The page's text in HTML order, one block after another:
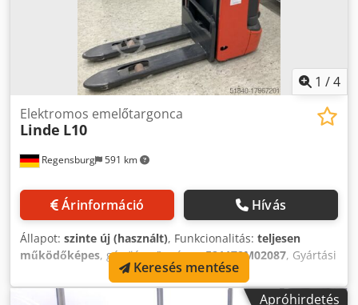
1 /4
Regensburg 591 km
Elektromos emelőtargonca
Linde L10
Árinformáció Hívás
Állapot: szinte új (használt), Funkcionalitás: teljesen
működőképes, gép/jármű száma:F21172M02087, Gyártási
, üzemórák:915 h, teherbírás:1 000 kg
magasság:2 424 mm, szabad emelés:150 mm, építési
Apróhirdetés
Keresés mentése